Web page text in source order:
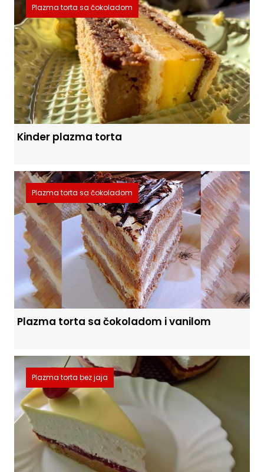
Plazma torta sa čokoladom
Kinder plazma torta
Plazma torta sa čokoladom
Plazma torta sa čokoladom i vanilom
Plazma torta bez jaja